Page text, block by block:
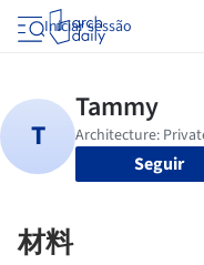
Iniciar sessão
Seguir
材料